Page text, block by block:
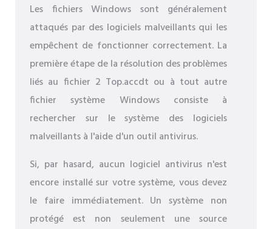
Les fichiers Windows sont généralement
attaqués par des logiciels malveillants qui les
empêchent de fonctionner correctement. La
première étape de la résolution des problèmes
liés au fichier 2 Top.accdt ou à tout autre
fichier système Windows consiste à
rechercher sur le système des logiciels
malveillants à l'aide d'un outil antivirus.
Si, par hasard, aucun logiciel antivirus n'est
encore installé sur votre système, vous devez
le faire immédiatement. Un système non
protégé est non seulement une source